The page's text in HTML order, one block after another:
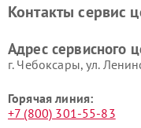
Контакты сервис
Адрес сервисного
г. Чебоксары, ул.
Горячая линия:
+7 (800) 301-55-83